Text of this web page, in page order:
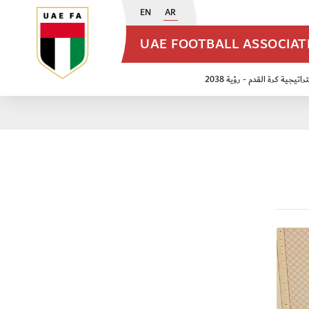
EN AR
UAE FOOTBALL
كرة القدم - رؤية 2038